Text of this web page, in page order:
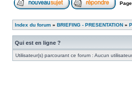
Page
Index du forum » BRIEFING - PRESENTATION »
Qui est en ligne ?
Utilisateur(s) parcourant ce forum : Aucun